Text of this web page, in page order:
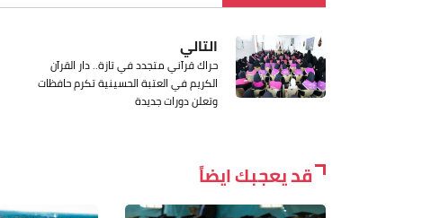
التالي
حراك قرآني متجدد في تازة.. دار القرآن
الكريم في العتبة الحسينية تكرم حافظات
وتعلن دورات جديدة
قد يعجبك ايضاً